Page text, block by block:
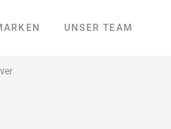
UNSER TEAM